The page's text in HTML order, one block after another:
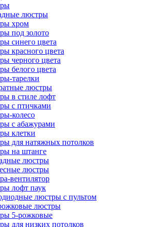
люстры
хром
под золото
синего цвета
красного цвета
черного цвета
белого цвета
тарелки
люстры
в стиле лофт
с птичками
колесо
с абажурами
клетки
для натяжных потолков
на штанге
люстры
люстры
вентилятор
лофт паук
люстры с пультом
люстры
5-рожковые
для низких потолков